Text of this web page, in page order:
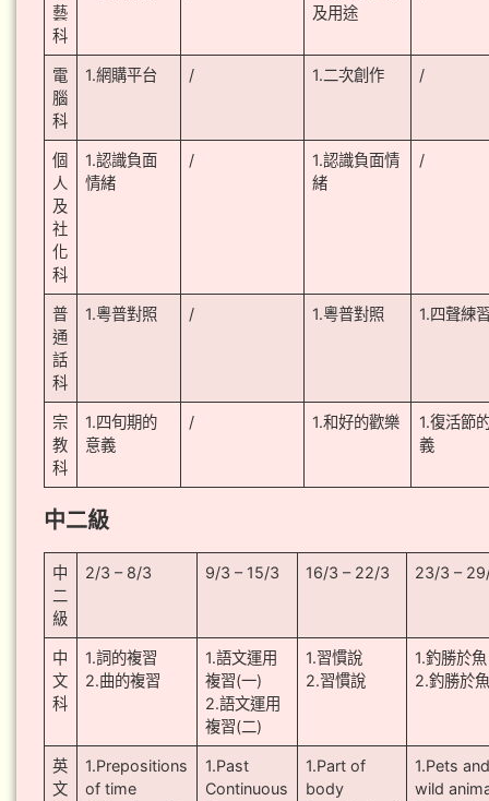
藝
科
及用途
電
腦
科
1.網購平台 / 1.二次創作 /
個
人
及
社
化
科
1.認識負面
情緒
/
1.認識負面情
緒
/
普
通
話
科
1.粵普對照 / 1.粵普對照 1.四聲練
宗
教
科
1.四旬期的
意義
/ 1.和好的歡樂
1.復活節
義
中二級
中
二
級
2/3 – 8/3 9/3 – 15/3 16/3 – 22/3 23/3 –
中
文
科
1.詞的複習
2.曲的複習
1.語文運用
複習(一)
2.語文運用
複習(二)
1.習慣說
2.習慣說
1.釣勝於魚
2.釣勝於
英
文
1.Prepositions
of time
1.Past
Continuous
1.Part of
body
1.Pets
wild